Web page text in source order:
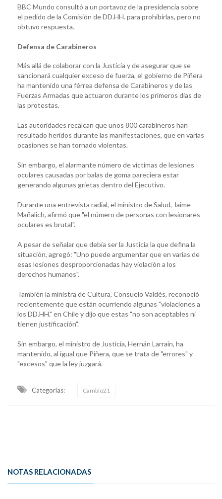
BBC Mundo consultó a un portavoz de la presidencia sobre
el pedido de la Comisión de DD.HH. para prohibirlas, pero no
obtuvo respuesta.
Defensa de Carabineros
Más allá de colaborar con la Justicia y de asegurar que se
sancionará cualquier exceso de fuerza, el gobierno de Piñera
ha mantenido una férrea defensa de Carabineros y de las
Fuerzas Armadas que actuaron durante los primeros días de
las protestas.
Las autoridades recalcan que unos 800 carabineros han
resultado heridos durante las manifestaciones, que en varias
ocasiones se han tornado violentas.
Sin embargo, el alarmante número de víctimas de lesiones
oculares causadas por balas de goma pareciera estar
generando algunas grietas dentro del Ejecutivo.
Durante una entrevista radial, el ministro de Salud, Jaime
Mañalich, afirmó que "el número de personas con lesionares
oculares es brutal".
A pesar de señalar que debía ser la Justicia la que defina la
situación, agregó: "Uno puede argumentar que en varias de
esas lesiones desproporcionadas hay violación a los
derechos humanos".
También la ministra de Cultura, Consuelo Valdés, reconoció
recientemente que están ocurriendo algunas "violaciones a
los DD.HH." en Chile y dijo que estas "no son aceptables ni
tienen justificación".
Sin embargo, el ministro de Justicia, Hernán Larraín, ha
mantenido, al igual que Piñera, que se trata de "errores" y
"excesos" que la ley juzgará.
Categorias: Cambio21
NOTAS RELACIONADAS